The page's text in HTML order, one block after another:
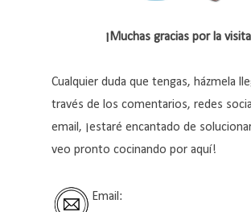
¡Muchas gracias por la
Cualquier duda que tengas, házmela
través de los comentarios, redes
email, ¡estaré encantado de
veo pronto cocinando por aquí!
Email: